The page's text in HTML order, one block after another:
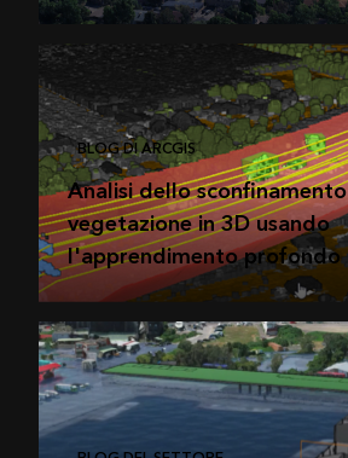
BLOG DI ARCGIS
Analisi dello
vegetazione in 3D usando
l'apprendimento profondo